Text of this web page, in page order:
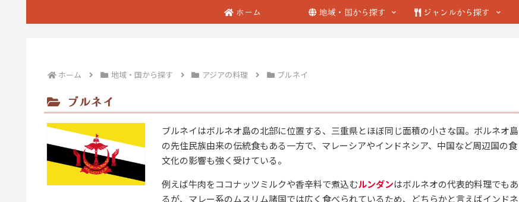
ホーム 地域・国から探す ジャンルから探す
ホーム 地域・国から探す アジアの料理 ブルネイ
ブルネイ
ブルネイはボルネオ島の北部に位置する、三重県とほぼ同じ面積の小さな国。ボルネオ島
の先住民族由来の伝統食もある一方で、マレーシアやインドネシア、中国など周辺国の食
文化の影響も強く受けている。
例えば牛肉をココナッツミルクや香辛料で煮込むルンダンはボルネオの代表的料理でもあ
るが、マレー系のムスリム諸国では広く食べられているため、どちらかと言えばインドネ